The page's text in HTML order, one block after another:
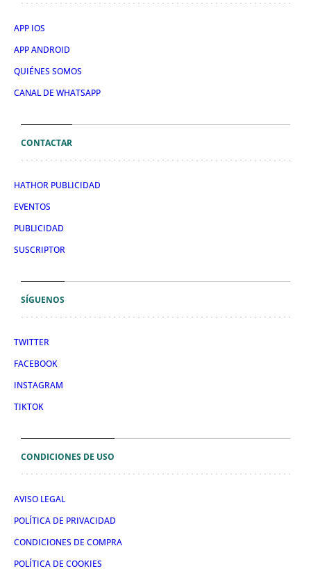
APP IOS
APP ANDROID
QUIÉNES SOMOS
CANAL DE WHATSAPP
CONTACTAR
HATHOR PUBLICIDAD
EVENTOS
PUBLICIDAD
SUSCRIPTOR
SÍGUENOS
TWITTER
FACEBOOK
INSTAGRAM
TIKTOK
CONDICIONES DE USO
AVISO LEGAL
POLÍTICA DE PRIVACIDAD
CONDICIONES DE COMPRA
POLÍTICA DE COOKIES